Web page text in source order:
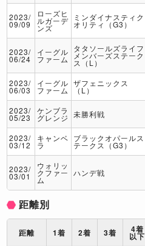
2023/
09/09
ローズヒ
ルガーデ
ンズ
ミンダイナスティク
オリティ（G3）
2023/
06/24
イーグル
ファーム
タタソールズライフ
メンバーズステーク
ス（L）
2023/
06/03
イーグル
ファーム
ザフェニックス
（L）
2023/
05/23
ケンブラ
グレンジ 未勝利戦
2023/
03/12
キャンベ
ラ
ブラックオパールス
テークス（G3）
2023/
03/01
ウォリッ
クファー
ム
ハンデ戦
距離別
距離 1着 2着 3着 4着
以下